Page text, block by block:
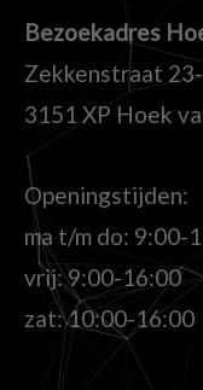
Bezoekadres
Zekkenstraat
3151 XP Hoek
Openingstijden:
ma t/m do: 9:00-
vrij: 9:00-16:00
zat: 10:00-16:00